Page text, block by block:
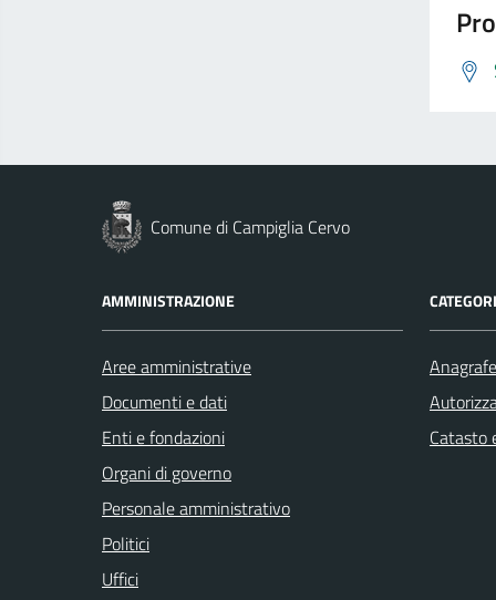
Comune di Campiglia Cervo
AMMINISTRAZIONE
Aree amministrative
Documenti e dati
Enti e fondazioni
Organi di governo
Personale amministrativo
Politici
Uffici
Catasto